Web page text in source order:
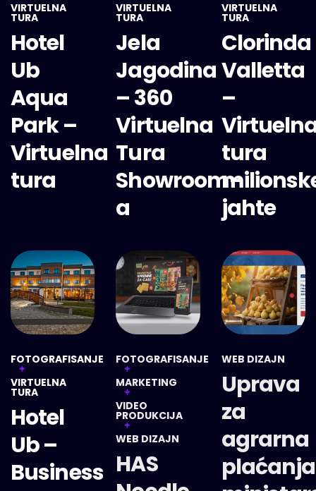
VIRTUELNA
TURA
Hotel
Ub
Aqua
Park –
Virtuelna
tura
VIRTUELNA
TURA
Jela
Jagodina
– 360
Virtuelna
Tura
Showroom-
a
VIRTUELNA
TURA
Clorinda
Valletta
–
tura
jahte
FOTOGRAFISANJE
VIRTUELNA
TURA
Hotel
Ub –
Business
FOTOGRAFISANJE
MARKETING
VIDEO
PRODUKCIJA
WEB DIZAJN
HAS
WEB DIZAJN
Uprava
za
agrarna
plaćanja